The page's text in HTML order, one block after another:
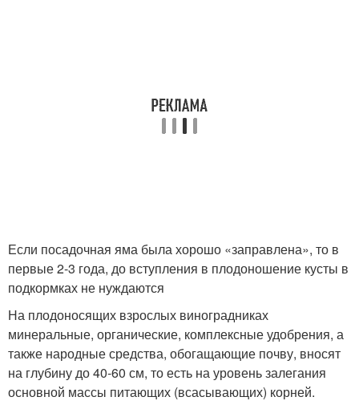
Если посадочная яма была хорошо «заправлена», то в
первые 2-3 года, до вступления в плодоношение кусты в
подкормках не нуждаются
На плодоносящих взрослых виноградниках
минеральные, органические, комплексные удобрения, а
также народные средства, обогащающие почву, вносят
на глубину до 40-60 см, то есть на уровень залегания
основной массы питающих (всасывающих) корней.